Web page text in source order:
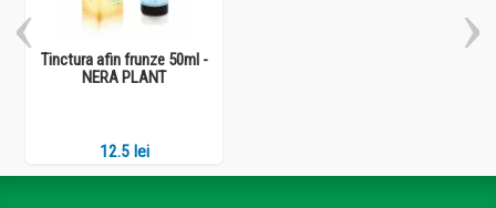
Tinctura afin frunze 50ml -
NERA PLANT
12.5 lei